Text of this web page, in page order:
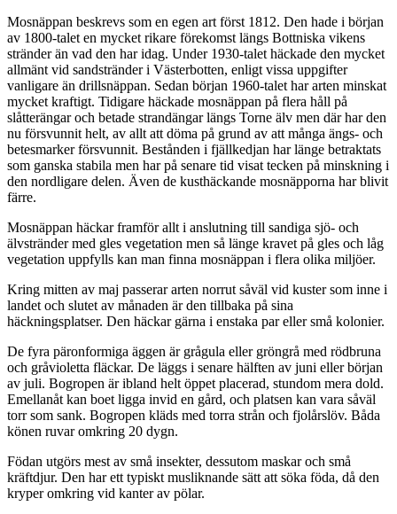
Mosnäppan beskrevs som en egen art först 1812. Den hade i början
av 1800-talet en mycket rikare förekomst längs Bottniska vikens
stränder än vad den har idag. Under 1930-talet häckade den mycket
allmänt vid sandstränder i Västerbotten, enligt vissa uppgifter
vanligare än drillsnäppan. Sedan början 1960-talet har arten minskat
mycket kraftigt. Tidigare häckade mosnäppan på flera håll på
slåtterängar och betade strandängar längs Torne älv men där har den
nu försvunnit helt, av allt att döma på grund av att många ängs- och
betesmarker försvunnit. Bestånden i fjällkedjan har länge betraktats
som ganska stabila men har på senare tid visat tecken på minskning i
den nordligare delen. Även de kusthäckande mosnäpporna har blivit
färre.
Mosnäppan häckar framför allt i anslutning till sandiga sjö- och
älvstränder med gles vegetation men så länge kravet på gles och låg
vegetation uppfylls kan man finna mosnäppan i flera olika miljöer.
Kring mitten av maj passerar arten norrut såväl vid kuster som inne i
landet och slutet av månaden är den tillbaka på sina
häckningsplatser. Den häckar gärna i enstaka par eller små kolonier.
De fyra päronformiga äggen är grågula eller gröngrå med rödbruna
och gråvioletta fläckar. De läggs i senare hälften av juni eller början
av juli. Bogropen är ibland helt öppet placerad, stundom mera dold.
Emellanåt kan boet ligga invid en gård, och platsen kan vara såväl
torr som sank. Bogropen kläds med torra strån och fjolårslöv. Båda
könen ruvar omkring 20 dygn.
Födan utgörs mest av små insekter, dessutom maskar och små
kräftdjur. Den har ett typiskt musliknande sätt att söka föda, då den
kryper omkring vid kanter av pölar.